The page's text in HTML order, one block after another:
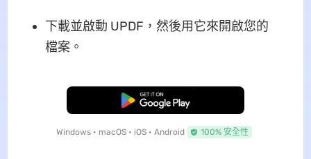
下載並啟動 UPDF，然後用它來開啟您的
檔案。
免費下載
Windows • macOS • iOS • Android 100% 安全性